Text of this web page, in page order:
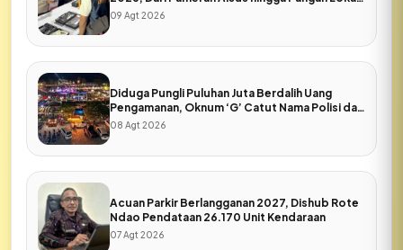
Bhayangkari
09 Agt 2026
Diduga Pungli Puluhan Juta Berdalih Uang
Pengamanan, Oknum ‘G’ Catut Nama Polisi dan
Pers di Expo Rote Ndao
08 Agt 2026
Acuan Parkir Berlangganan 2027, Dishub Rote
Ndao Pendataan 26.170 Unit Kendaraan
07 Agt 2026